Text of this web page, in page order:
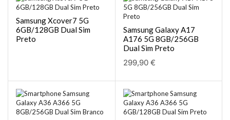
Samsung Xcover7 5G
6GB/128GB Dual Sim
Preto
Samsung Galaxy A17
A176 5G 8GB/256GB
Dual Sim Preto
299,90 €